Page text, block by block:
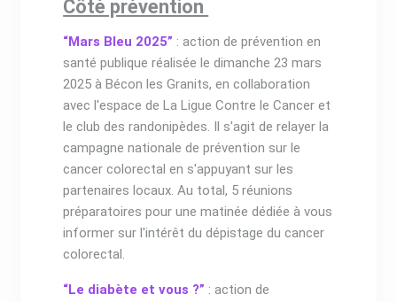
Côté prévention
“Mars Bleu 2025” : action de prévention en
santé publique réalisée le dimanche 23 mars
2025 à Bécon les Granits, en collaboration
avec l'espace de La Ligue Contre le Cancer et
le club des randonipèdes. Il s'agit de relayer la
campagne nationale de prévention sur le
cancer colorectal en s'appuyant sur les
partenaires locaux. Au total, 5 réunions
préparatoires pour une matinée dédiée à vous
informer sur l'intérêt du dépistage du cancer
colorectal.
“Le diabète et vous ?” : action de